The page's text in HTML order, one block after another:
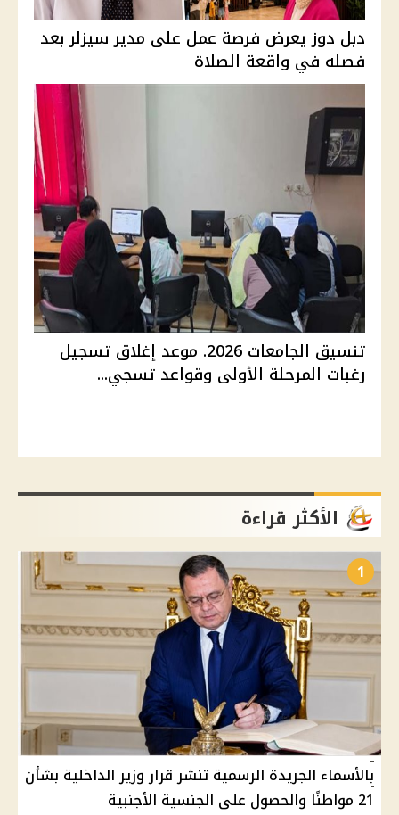
دبل دوز يعرض فرصة عمل على مدير سيزلر بعد
فصله في واقعة الصلاة
تنسيق الجامعات 2026. موعد إغلاق تسجيل
رغبات المرحلة الأولى وقواعد تسجي...
الأكثر قراءة
1
بالأسماء الجريدة الرسمية تنشر قرار وزير الداخلية بشأن
21 مواطنًا والحصول على الجنسية الأجنبية